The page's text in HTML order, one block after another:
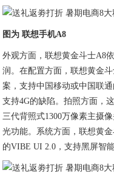
图为 联想手机A8
外观方面，联想黄金斗士A8
润。在配置方面，联想黄金
案，支持中国移动或中国联
支持4G的缺陷。拍照方面，
三代背照式1300万像素主摄
光功能。系统方面，联想黄
的VIBE UI 2.0，支持黑屏智能